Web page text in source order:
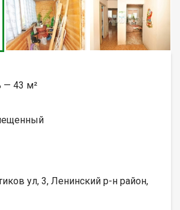
— 43 м²
ул, 3, Ленинский р-н район,